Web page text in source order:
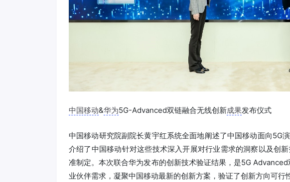
中国移动&华为5G-Advanced双链融合无线创新成果发布仪式
中国移动研究院副院长黄宇红系统全面地阐述了中国移动面向5G
介绍了中国移动针对这些技术深入开展对行业需求的洞察以及创
准制定。本次联合华为发布的创新技术验证结果，是5G
业伙伴需求，凝聚中国移动最新的创新方案，验证了创新方向可行